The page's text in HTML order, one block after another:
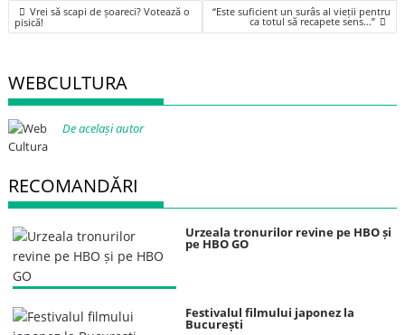
Post
navigation
Vrei să scapi de șoareci? Votează o
pisică!
“Este suficient un surâs al vieții pentru
ca totul să recapete sens…”
WEBCULTURA
De același autor
RECOMANDĂRI
Urzeala tronurilor revine pe HBO și
pe HBO GO
Festivalul filmului japonez la
București